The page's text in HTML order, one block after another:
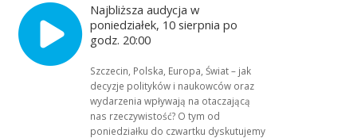
Najbliższa audycja w
poniedziałek, 10 sierpnia po
godz. 20:00
Szczecin, Polska, Europa, Świat – jak
decyzje polityków i naukowców oraz
wydarzenia wpływają na otaczającą
nas rzeczywistość? O tym od
poniedziałku do czwartku dyskutujemy